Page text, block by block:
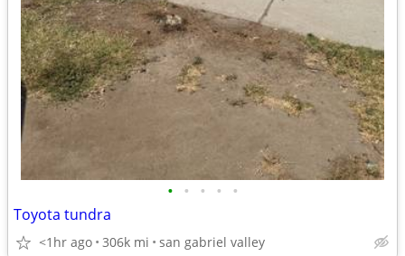
• • • • •
Toyota tundra
<1hr ago 306k mi san gabriel valley